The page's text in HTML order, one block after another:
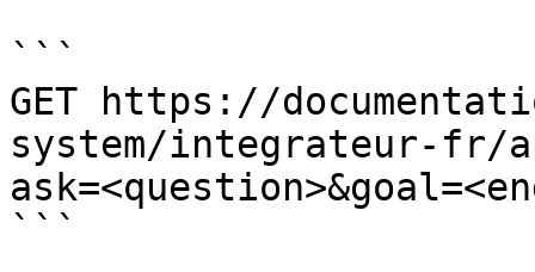
```
GET https://
system/integrateur-fr/
```